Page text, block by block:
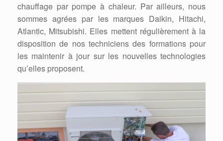
chauffage par pompe à chaleur. Par ailleurs, nous
sommes agrées par les marques Daikin, Hitachi,
Atlantic, Mitsubishi. Elles mettent régulièrement à la
disposition de nos techniciens des formations pour
les maintenir à jour sur les nouvelles technologies
qu’elles proposent.